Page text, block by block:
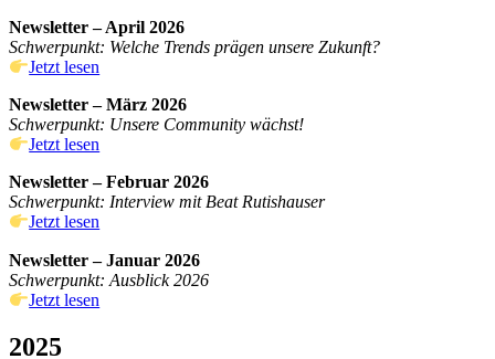
Newsletter – April 2026
Schwerpunkt: Welche Trends prägen unsere Zukunft?
Jetzt lesen
Newsletter – März 2026
Schwerpunkt: Unsere Community wächst!
Jetzt lesen
Newsletter – Februar 2026
Schwerpunkt: Interview mit Beat Rutishauser
Jetzt lesen
Newsletter – Januar 2026
Schwerpunkt: Ausblick 2026
Jetzt lesen
2025